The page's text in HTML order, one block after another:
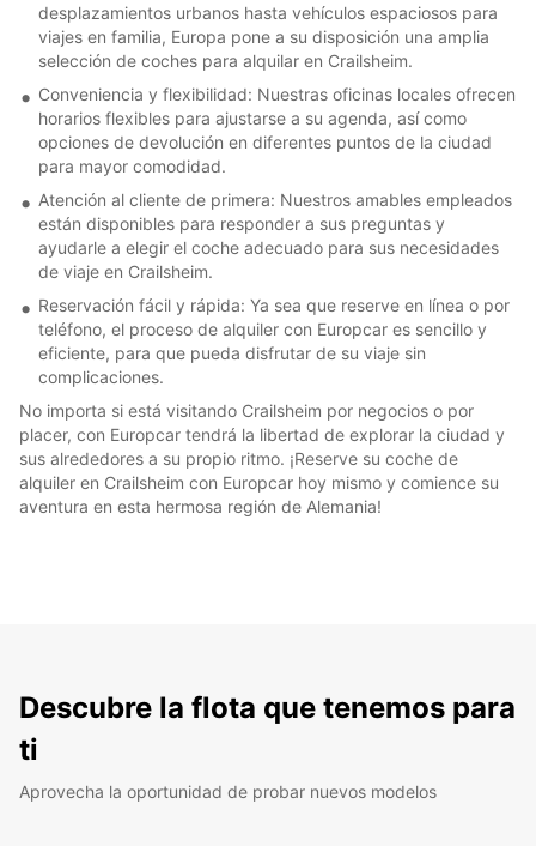
desplazamientos urbanos hasta vehículos espaciosos para
viajes en familia, Europa pone a su disposición una amplia
selección de coches para alquilar en Crailsheim.
Conveniencia y flexibilidad: Nuestras oficinas locales ofrecen
horarios flexibles para ajustarse a su agenda, así como
opciones de devolución en diferentes puntos de la ciudad
para mayor comodidad.
Atención al cliente de primera: Nuestros amables empleados
están disponibles para responder a sus preguntas y
ayudarle a elegir el coche adecuado para sus necesidades
de viaje en Crailsheim.
Reservación fácil y rápida: Ya sea que reserve en línea o por
teléfono, el proceso de alquiler con Europcar es sencillo y
eficiente, para que pueda disfrutar de su viaje sin
complicaciones.
No importa si está visitando Crailsheim por negocios o por
placer, con Europcar tendrá la libertad de explorar la ciudad y
sus alrededores a su propio ritmo. ¡Reserve su coche de
alquiler en Crailsheim con Europcar hoy mismo y comience su
aventura en esta hermosa región de Alemania!
Descubre la flota que tenemos para
ti
Aprovecha la oportunidad de probar nuevos modelos